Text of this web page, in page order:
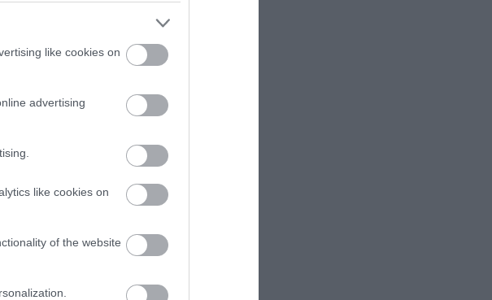
like cookies on
advertising
like cookies on
of the website
αν τα αυγά είναι